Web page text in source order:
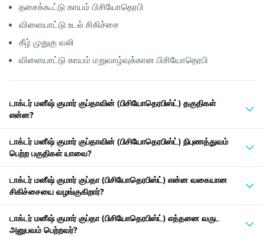
தசைக்கூட்டு காயம் பிசியோதெரபி
விளையாட்டு உடல் சிகிச்சை
கீழ் முதுகு வலி
விளையாட்டு காயம் மறுவாழ்வுக்கான பிசியோதெரபி
டாக்டர் மனீஷ் குமார் குப்தாவின் (பிசியோதெரபிஸ்ட்) தகுதிகள்
என்ன?
டாக்டர் மனீஷ் குமார் குப்தாவின் (பிசியோதெரபிஸ்ட்) நிபுணத்துவம்
பெற்ற பகுதிகள் யாவை?
டாக்டர் மனீஷ் குமார் குப்தா (பிசியோதெரபிஸ்ட்) என்ன வகையான
சிகிச்சையை வழங்குகிறார்?
டாக்டர் மனீஷ் குமார் குப்தா (பிசியோதெரபிஸ்ட்) எத்தனை வருட
அனுபவம் பெற்றவர்?